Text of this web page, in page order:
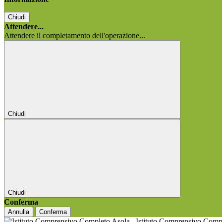
Chiudi
Attendere...
Attendere il completamento dell'operazione...
Chiudi
Chiudi
Conferma
Annulla Conferma